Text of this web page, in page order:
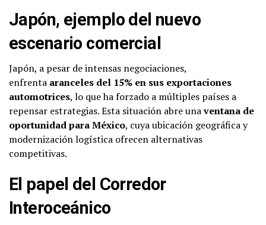
Japón, ejemplo del nuevo
escenario comercial
Japón, a pesar de intensas negociaciones,
enfrenta aranceles del 15% en sus exportaciones
automotrices, lo que ha forzado a múltiples países a
repensar estrategias. Esta situación abre unaventana de
oportunidad para México, cuya ubicación geográfica y
modernización logística ofrecen alternativas
competitivas.
El papel del Corredor
Interoceánico